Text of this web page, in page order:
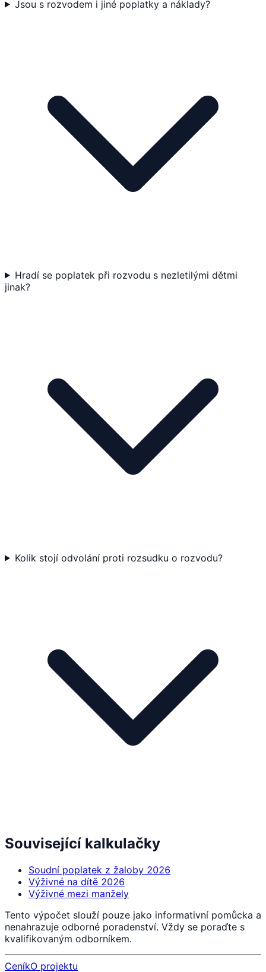
Jsou s rozvodem i jiné poplatky a náklady?
Hradí se poplatek při rozvodu s nezletilými dětmi
jinak?
Kolik stojí odvolání proti rozsudku o rozvodu?
Související kalkulačky
Soudní poplatek z žaloby 2026
Výživné na dítě 2026
Výživné mezi manžely
Tento výpočet slouží pouze jako informativní pomůcka a
nenahrazuje odborné poradenství. Vždy se poraďte s
kvalifikovaným odborníkem.
CeníkO projektu